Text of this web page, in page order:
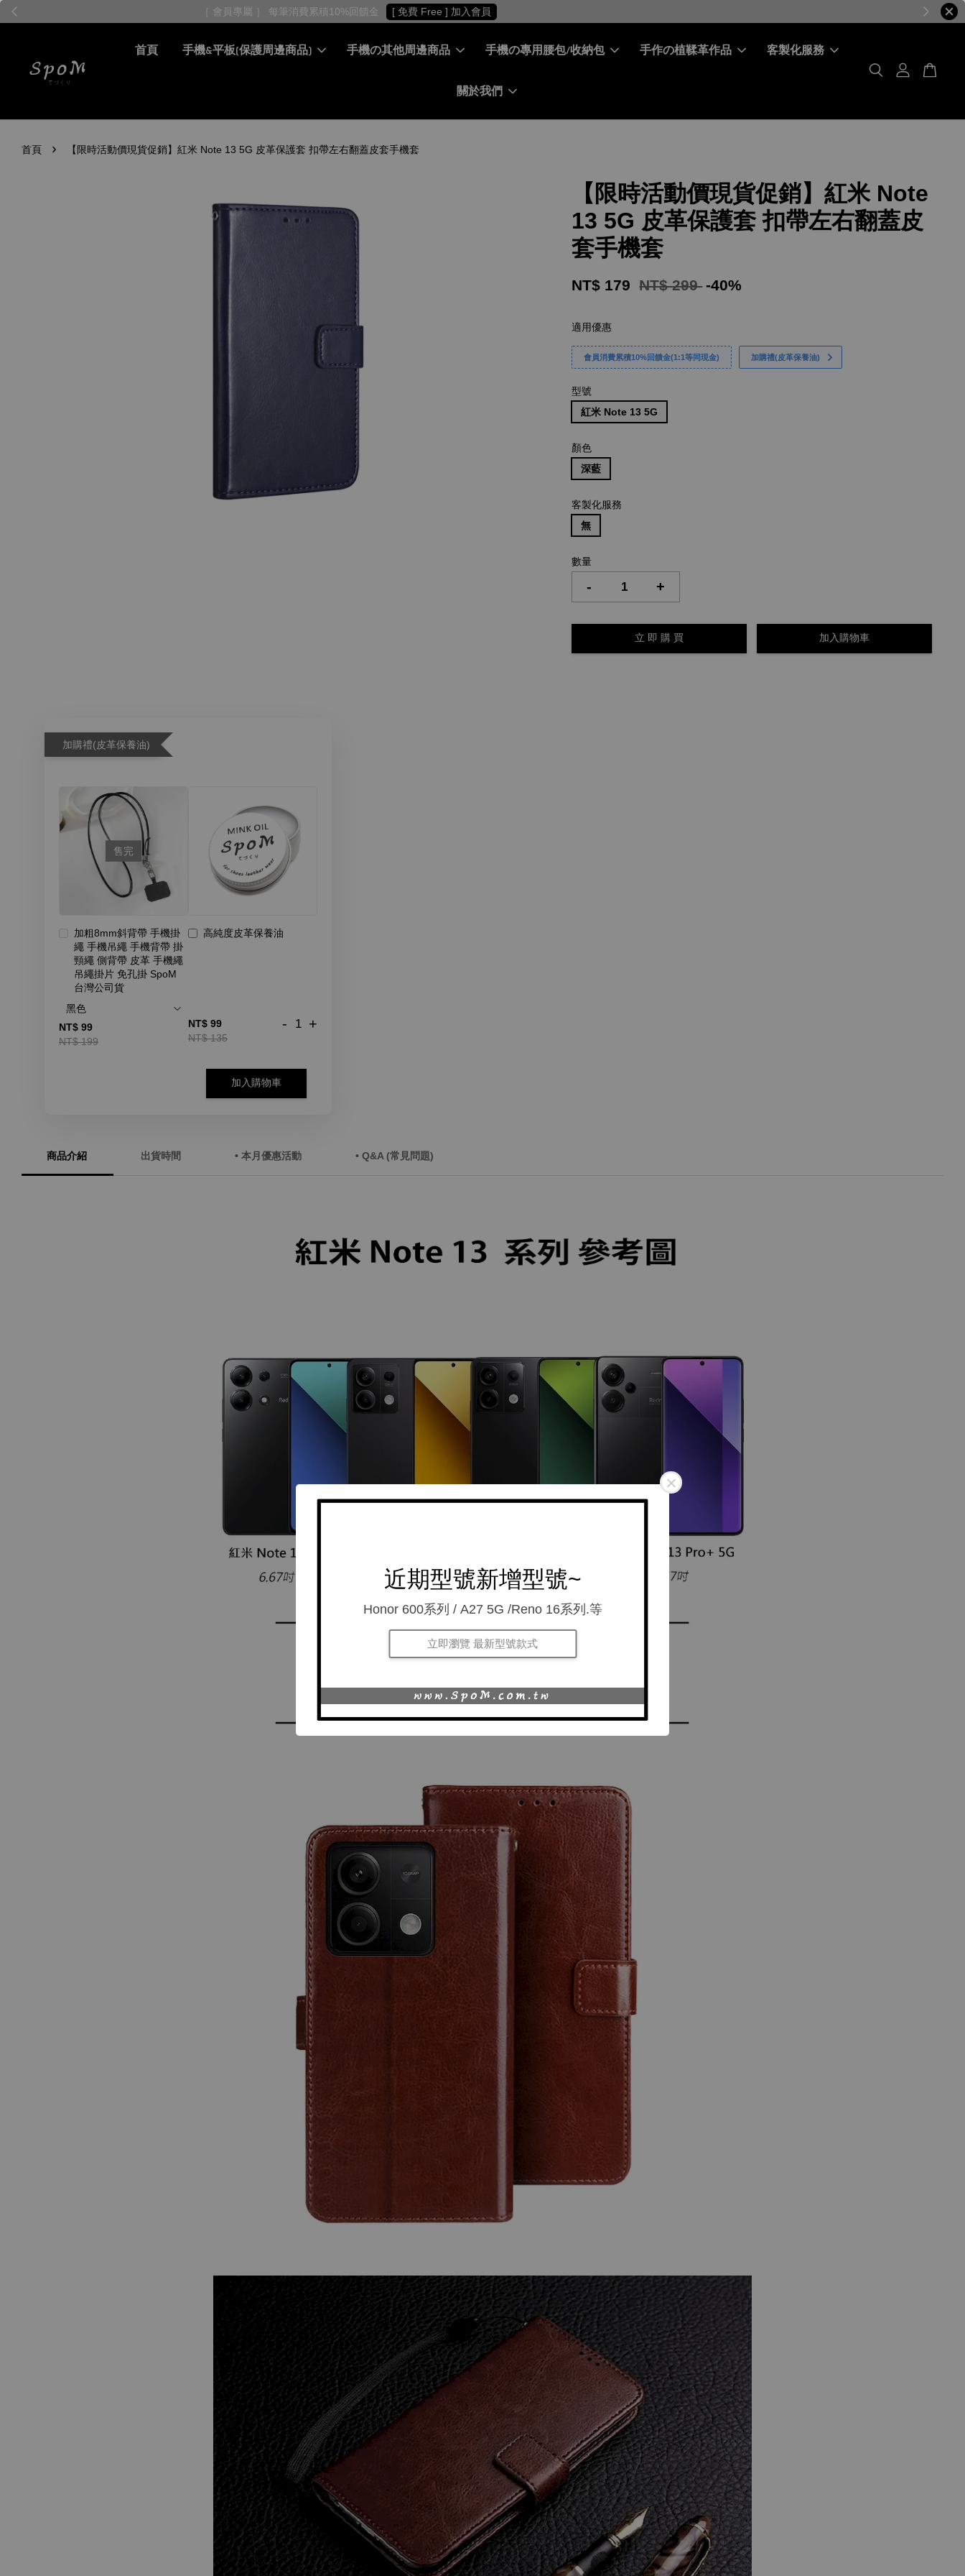
［ 會員專屬 ］ 每筆消費累積10%回饋金
近期型號新增型號~
Honor 600系列 / A27 5G /Reno 16系列.等
立即瀏覽 最新型號款式
首頁 手機&平板(保護周邊商品) 手機の其他周邊商品 手機の專用腰包/收納包 手作の植鞣革作品 客製化服務
關於我們
首頁 › 【限時活動價現貨促銷】紅米 Note 13 5G 皮革保護套 扣帶左右翻蓋皮套手機套
【限時活動價現貨促銷】紅米 Note
13 5G 皮革保護套 扣帶左右翻蓋皮
套手機套
NT$ 179 NT$ 299 -40%
適用優惠
會員消費累積10%回饋金(1:1等同現金) 加購禮(皮革保養油)
型號
紅米 Note 13 5G
顏色
深藍
客製化服務
無
數量
- +
立 即 購 買 加入購物車
加購禮(皮革保養油)
售完
加粗8mm斜背帶 手機掛
繩 手機吊繩 手機背帶 掛
頸繩 側背帶 皮革 手機繩
吊繩掛片 免孔掛 SpoM
台灣公司貨
NT$ 99
NT$ 199
高純度皮革保養油
NT$ 99
NT$ 135
- +
加入購物車
商品介紹 出貨時間 • 本月優惠活動 • Q&A (常見問題)